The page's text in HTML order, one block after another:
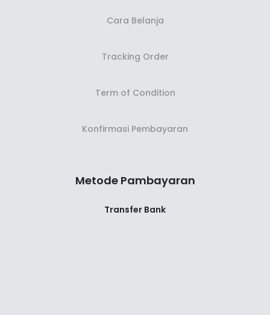
Cara Belanja
Tracking Order
Term of Condition
Konfirmasi Pembayaran
Metode Pambayaran
Transfer Bank